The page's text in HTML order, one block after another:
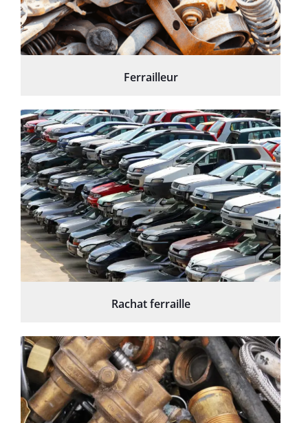
Ferrailleur
Rachat ferraille